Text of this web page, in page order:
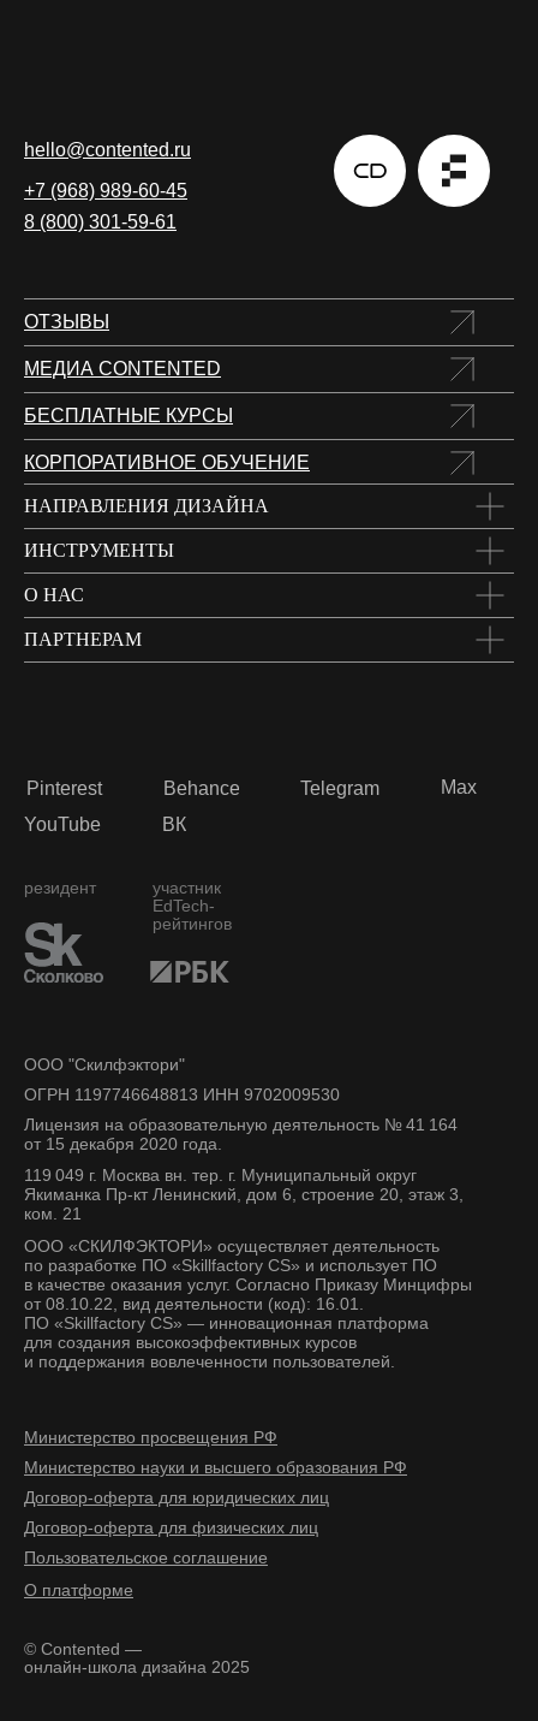
hello@contented.ru
+7 (968) 989-60-45
8 (800) 301-59-61
ОТЗЫВЫ
МЕДИА CONTENTED
БЕСПЛАТНЫЕ КУРСЫ
КОРПОРАТИВНОЕ ОБУЧЕНИЕ
НАПРАВЛЕНИЯ ДИЗАЙНА
ИНСТРУМЕНТЫ
О НАС
ПАРТНЕРАМ
ООО "Скилфэктори"
119 049 г. Москва вн. тер. г. Муниципальный округ
Якиманка Пр-кт Ленинский, дом 6, строение 20, этаж 3,
ком. 21
ОГРН 1197746648813 ИНН 9702009530
Лицензия на образовательную деятельность № 41 164
от 15 декабря 2020 года.
Пользовательское соглашение
О платформе
Договор-оферта для физических лиц
Telegram
Договор-оферта для юридических лиц
Министерство просвещения РФ
Министерство науки и высшего образования РФ
© Contented —
онлайн-школа дизайна 2025
Max
YouTube
резидент
ВК
участник
EdTech-
рейтингов
Behance
Pinterest
ООО «СКИЛФЭКТОРИ» осуществляет деятельность
по разработке ПО «Skillfactory CS» и использует ПО
в качестве оказания услуг. Согласно Приказу Минцифры
от 08.10.22, вид деятельности (код): 16.01.
ПО «Skillfactory CS» — инновационная платформа
для создания высокоэффективных курсов
и поддержания вовлеченности пользователей.